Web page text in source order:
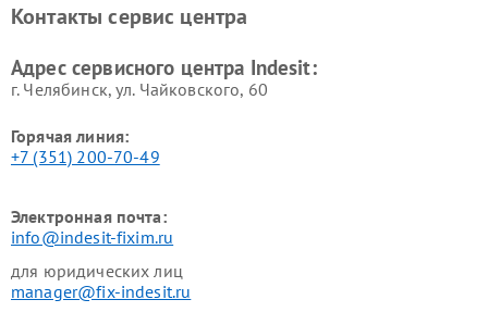
Indesit
Indesit
Контакты сервис центра
Адрес сервисного центра Indesit:
г. Челябинск, ул. Чайковского, 60
Горячая линия:
+7 (351) 200-70-49
Электронная почта:
info@indesit-fixim.ru
для юридических лиц
manager@fix-indesit.ru